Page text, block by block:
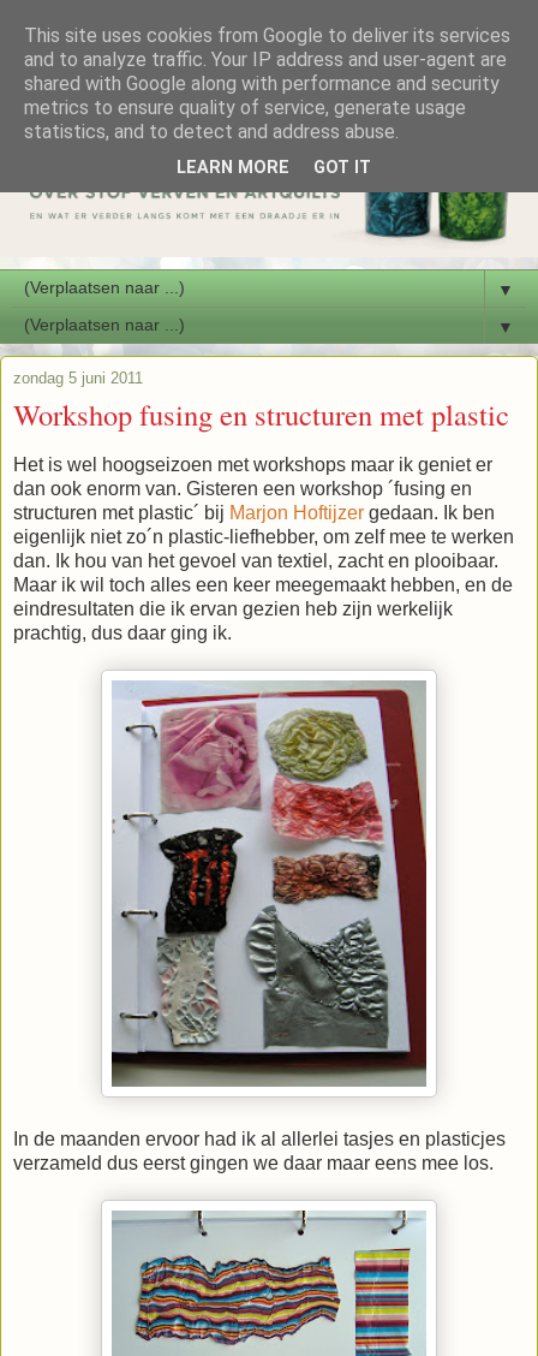
▼
▼
zondag 5 juni 2011
Workshop fusing en structuren met plastic
Het is wel hoogseizoen met workshops maar ik geniet er
dan ook enorm van. Gisteren een workshop ´fusing en
structuren met plastic´ bij Marjon Hoftijzer gedaan. Ik ben
eigenlijk niet zo´n plastic-liefhebber, om zelf mee te werken
dan. Ik hou van het gevoel van textiel, zacht en plooibaar.
Maar ik wil toch alles een keer meegemaakt hebben, en de
eindresultaten die ik ervan gezien heb zijn werkelijk
prachtig, dus daar ging ik.
In de maanden ervoor had ik al allerlei tasjes en plasticjes
verzameld dus eerst gingen we daar maar eens mee los.
This site uses cookies from Google to deliver its services
and to analyze traffic. Your IP address and user-agent are
shared with Google along with performance and security
metrics to ensure quality of service, generate usage
statistics, and to detect and address abuse.
LEARN MORE GOT IT